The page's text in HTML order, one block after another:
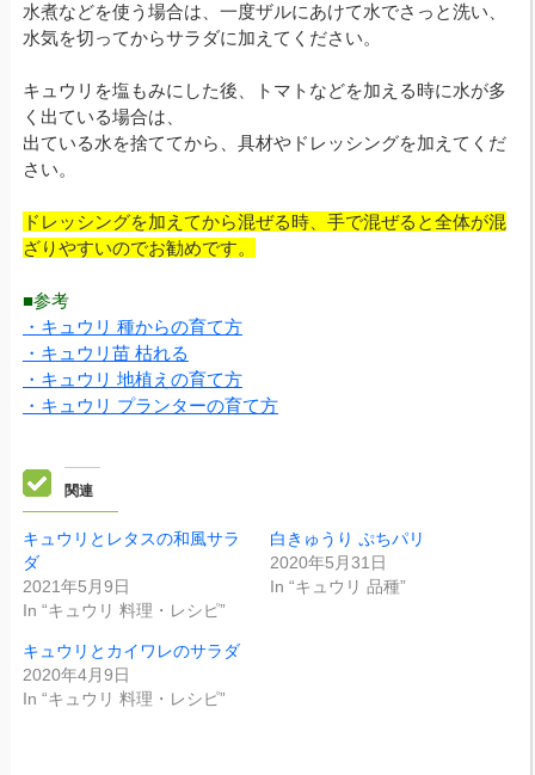
水煮などを使う場合は、一度ザルにあけて水でさっと洗い、
水気を切ってからサラダに加えてください。
キュウリを塩もみにした後、トマトなどを加える時に水が多
く出ている場合は、
出ている水を捨ててから、具材やドレッシングを加えてくだ
さい。
ドレッシングを加えてから混ぜる時、手で混ぜると全体が混
ざりやすいのでお勧めです。
■参考
・キュウリ 種からの育て方
・キュウリ苗 枯れる
・キュウリ 地植えの育て方
・キュウリ プランターの育て方
関連
キュウリとレタスの和風サラ
ダ
2021年5月9日
In “キュウリ 料理・レシピ”
白きゅうり ぷちパリ
2020年5月31日
In “キュウリ 品種”
キュウリとカイワレのサラダ
2020年4月9日
In “キュウリ 料理・レシピ”